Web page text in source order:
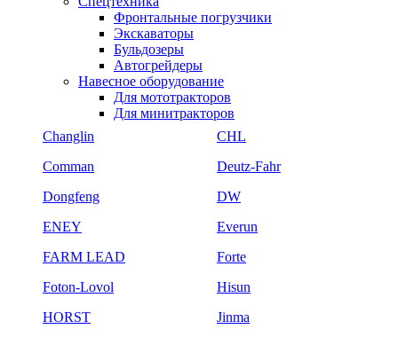
Фронтальные погрузчики
Экскаваторы
Бульдозеры
Автогрейдеры
Навесное оборудование
Для мототракторов
Для минитракторов
Changlin
CHL
Comman
Deutz-Fahr
Dongfeng
DW
ENEY
Everun
FARM LEAD
Forte
Foton-Lovol
Hisun
HORST
Jinma